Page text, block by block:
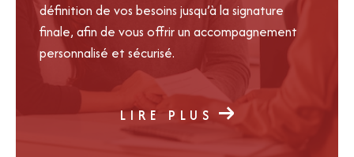
définition de vos besoins jusqu’à la signature
finale, afin de vous offrir un accompagnement
personnalisé et sécurisé.
LIRE PLUS